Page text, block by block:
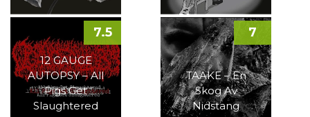
12 GAUGE
AUTOPSY – All
Pigs Get
Slaughtered
7.5
TAAKE – En
Skog Av
Nidstang
7